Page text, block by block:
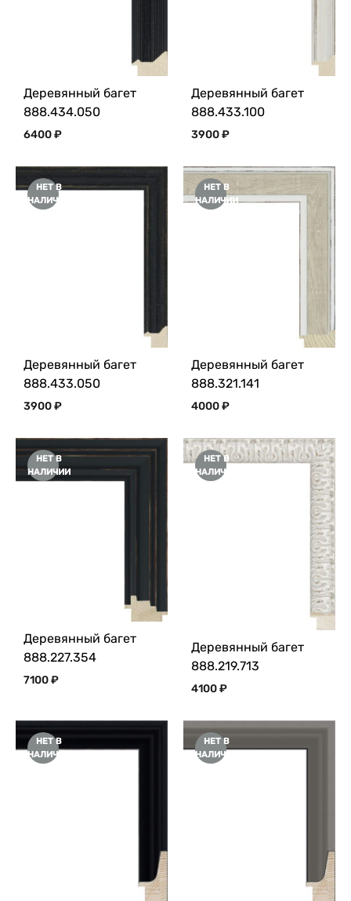
Деревянный багет
888.434.050
6400₽
Деревянный багет
888.433.100
3900₽
НЕТ В
НАЛИЧИИ
Деревянный багет
888.433.050
3900₽
НЕТ В
НАЛИЧИИ
Деревянный багет
888.321.141
4000₽
НЕТ В
НАЛИЧИИ
Деревянный багет
888.227.354
7100₽
НЕТ В
НАЛИЧИИ
Деревянный багет
888.219.713
4100₽
НЕТ В
НАЛИЧИИ
НЕТ В
НАЛИЧИИ